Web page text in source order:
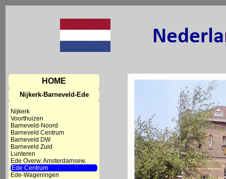
HOME
Nijkerk-Barneveld-Ede
Nijkerk
Voorthuizen
Barneveld-Noord
Barneveld Centrum
Barneveld DW
Barneveld Zuid
Lunteren
Ede Overw. Amsterdamsew.
Ede Centrum
Ede-Wageningen